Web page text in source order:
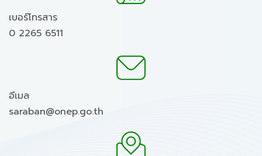
เบอร์โทรสาร
0 2265 6511
อีเมล
saraban@onep.go.th